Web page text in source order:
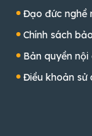
Đạo đức nghề
Chính sách
Bản quyền nội
Điều khoản sử